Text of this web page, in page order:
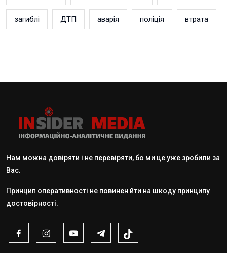
загиблі ДТП аварія поліція втрата
Нам можна довіряти і не перевіряти, бо ми це уже зробили за
Вас.
Принцип оперативності не повинен йти на шкоду принципу
достовірності.